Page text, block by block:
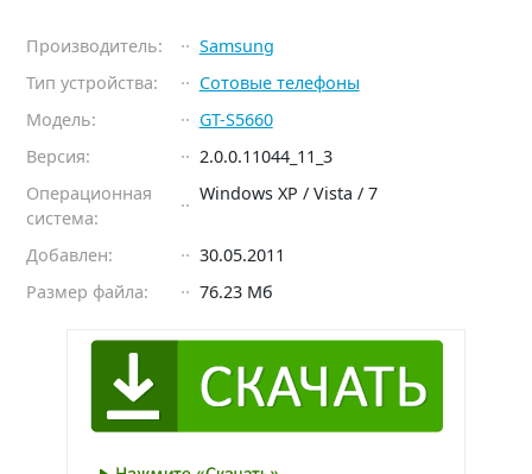
Производитель:
Samsung
Тип устройства:
Сотовые телефоны
Модель:
GT-S5660
Версия:
2.0.0.11044_11_3
Операционная
система:
Windows XP / Vista / 7
Добавлен:
30.05.2011
Размер файла:
76.23 Мб